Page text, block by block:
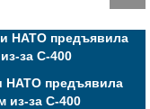
НАТО предъявила
из-за С-400